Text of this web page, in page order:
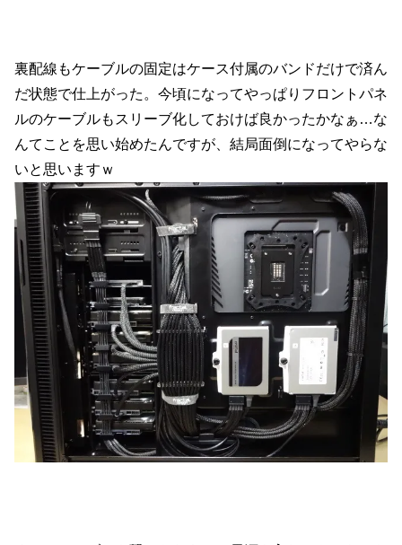
裏配線もケーブルの固定はケース付属のバンドだけで済ん
だ状態で仕上がった。今頃になってやっぱりフロントパネ
ルのケーブルもスリーブ化しておけば良かったかなぁ…な
んてことを思い始めたんですが、結局面倒になってやらな
いと思いますｗ